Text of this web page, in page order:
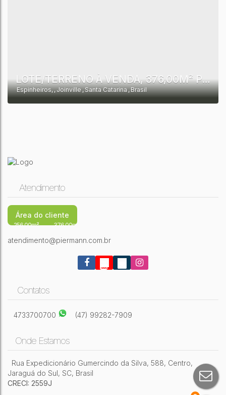
LOTE/TERRENO À VENDA, 376,00M² POR R$297.00,00 - ESPINHEIROS - JOINVILLE - SC
Espinheiros ,Joinville,Santa Catarina,Brasil
256,00m² 376,00m²
Atendimento
Área do cliente
atendimento@piermann.com.br
Contatos
4733700700 (47) 99282-7909
Onde Estamos
Rua Expedicionário Gumercindo da Silva, 588, Centro,
Jaraguá do Sul, SC, Brasil
CRECI: 2559J